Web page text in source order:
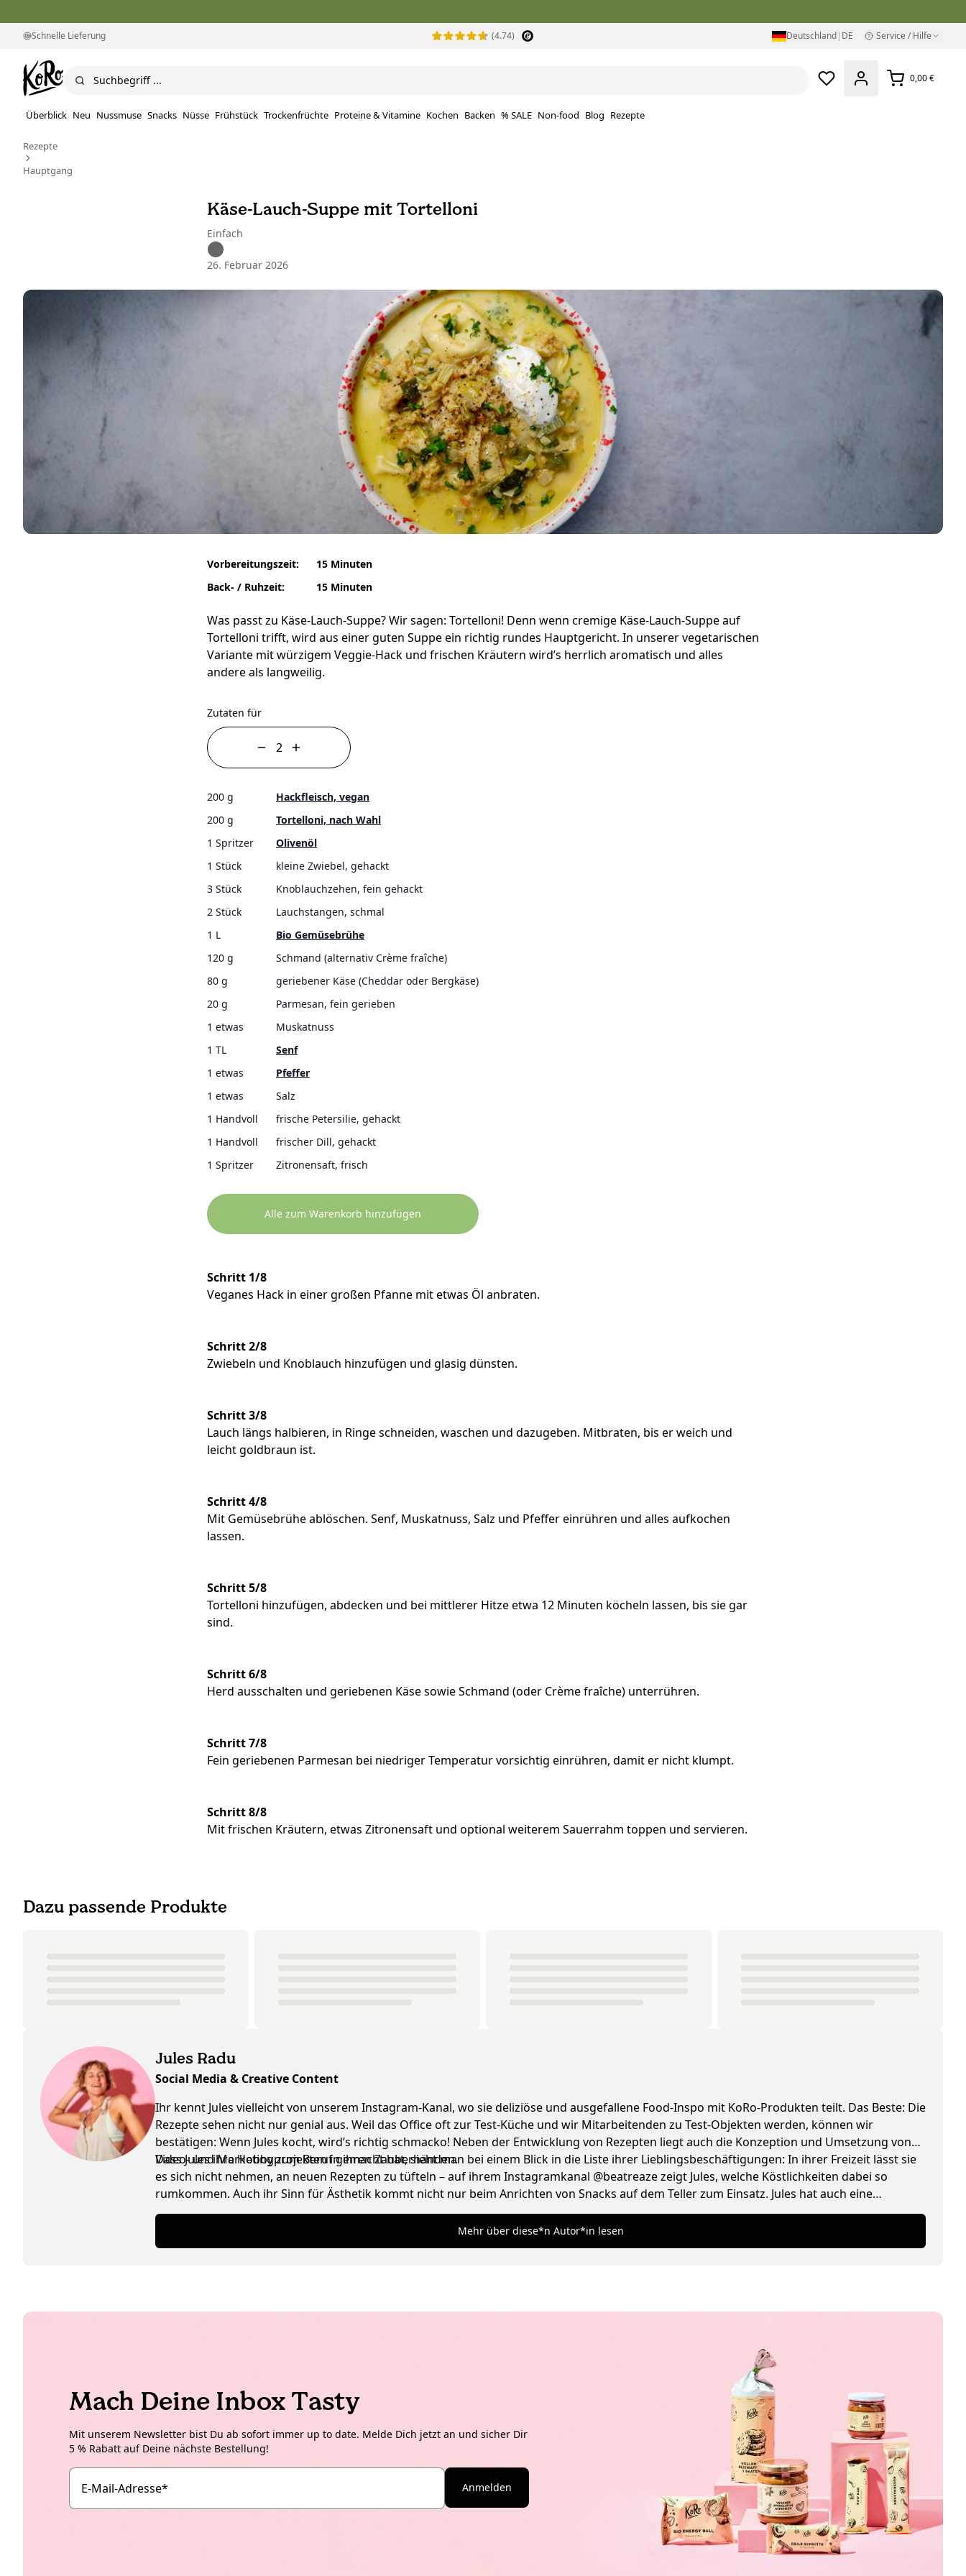
Schnelle Lieferung (4.74) Deutschland| DE Service / Hilfe
0,00 €
Überblick Neu Nussmuse Snacks Nüsse Frühstück Trockenfrüchte Proteine ​​& Vitamine Kochen Backen % SALE Non-food Blog Rezepte
Rezepte
Hauptgang
Käse-Lauch-Suppe mit Tortelloni
Einfach
26. Februar 2026
Vorbereitungszeit:
Back- / Ruhzeit:
15 Minuten
15 Minuten
Was passt zu Käse-Lauch-Suppe? Wir sagen: Tortelloni! Denn wenn cremige Käse-Lauch-Suppe auf
Tortelloni trifft, wird aus einer guten Suppe ein richtig rundes Hauptgericht. In unserer vegetarischen
Variante mit würzigem Veggie-Hack und frischen Kräutern wird’s herrlich aromatisch und alles
andere als langweilig.
Zutaten für
200 g
Hackfleisch, vegan
200 g
Tortelloni, nach Wahl
1 Spritzer
Olivenöl
1 Stück
kleine Zwiebel, gehackt
3 Stück
Knoblauchzehen, fein gehackt
2 Stück
Lauchstangen, schmal
1 L
Bio Gemüsebrühe
120 g
Schmand (alternativ Crème fraîche)
80 g
geriebener Käse (Cheddar oder Bergkäse)
20 g
Parmesan, fein gerieben
1 etwas
Muskatnuss
1 TL
Senf
1 etwas
Pfeffer
1 etwas
Salz
1 Handvoll
frische Petersilie, gehackt
1 Handvoll
frischer Dill, gehackt
1 Spritzer
Zitronensaft, frisch
Alle zum Warenkorb hinzufügen
Schritt 1/8
Veganes Hack in einer großen Pfanne mit etwas Öl anbraten.
Schritt 2/8
Zwiebeln und Knoblauch hinzufügen und glasig dünsten.
Schritt 3/8
Lauch längs halbieren, in Ringe schneiden, waschen und dazugeben. Mitbraten, bis er weich und
leicht goldbraun ist.
Schritt 4/8
Mit Gemüsebrühe ablöschen. Senf, Muskatnuss, Salz und Pfeffer einrühren und alles aufkochen
lassen.
Schritt 5/8
Tortelloni hinzufügen, abdecken und bei mittlerer Hitze etwa 12 Minuten köcheln lassen, bis sie gar
sind.
Schritt 6/8
Herd ausschalten und geriebenen Käse sowie Schmand (oder Crème fraîche) unterrühren.
Schritt 7/8
Fein geriebenen Parmesan bei niedriger Temperatur vorsichtig einrühren, damit er nicht klumpt.
Schritt 8/8
Mit frischen Kräutern, etwas Zitronensaft und optional weiterem Sauerrahm toppen und servieren.
Dazu passende Produkte
Jules Radu
Social Media & Creative Content
Ihr kennt Jules vielleicht von unserem Instagram-Kanal, wo sie deliziöse und ausgefallene Food-Inspo mit KoRo-Produkten teilt. Das Beste: Die
Rezepte sehen nicht nur genial aus. Weil das Office oft zur Test-Küche und wir Mitarbeitenden zu Test-Objekten werden, können wir
bestätigen: Wenn Jules kocht, wird’s richtig schmacko! Neben der Entwicklung von Rezepten liegt auch die Konzeption und Umsetzung von
Video- und Marketingprojekten in ihren Zauberhänden.
Dass Jules ihre Hobby zum Beruf gemacht hat, sieht man bei einem Blick in die Liste ihrer Lieblingsbeschäftigungen: In ihrer Freizeit lässt sie
es sich nicht nehmen, an neuen Rezepten zu tüfteln – auf ihrem Instagramkanal @beatreaze zeigt Jules, welche Köstlichkeiten dabei so
rumkommen. Auch ihr Sinn für Ästhetik kommt nicht nur beim Anrichten von Snacks auf dem Teller zum Einsatz. Jules hat auch eine
Schwäche für Interior Design und liebt ausgefallene Vintage Lampen.
Mehr über diese*n Autor*in lesen
Mach Deine Inbox Tasty
Mit unserem Newsletter bist Du ab sofort immer up to date. Melde Dich jetzt an und sicher Dir
5 % Rabatt auf Deine nächste Bestellung!
E-Mail-Adresse* Anmelden